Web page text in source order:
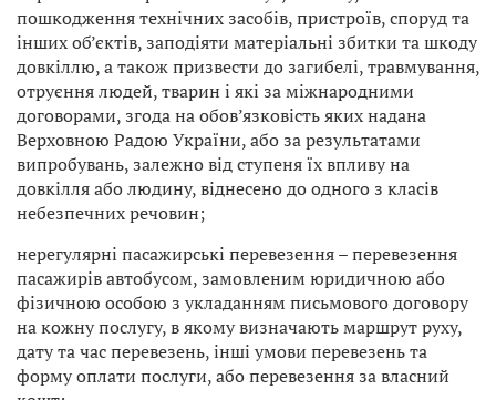
пошкодження технічних засобів, пристроїв, споруд та
інших об’єктів, заподіяти матеріальні збитки та шкоду
довкіллю, а також призвести до загибелі, травмування,
отруєння людей, тварин і які за міжнародними
договорами, згода на обов’язковість яких надана
Верховною Радою України, або за результатами
випробувань, залежно від ступеня їх впливу на
довкілля або людину, віднесено до одного з класів
небезпечних речовин;
нерегулярні пасажирські перевезення – перевезення
пасажирів автобусом, замовленим юридичною або
фізичною особою з укладанням письмового договору
на кожну послугу, в якому визначають маршрут руху,
дату та час перевезень, інші умови перевезень та
форму оплати послуги, або перевезення за власний